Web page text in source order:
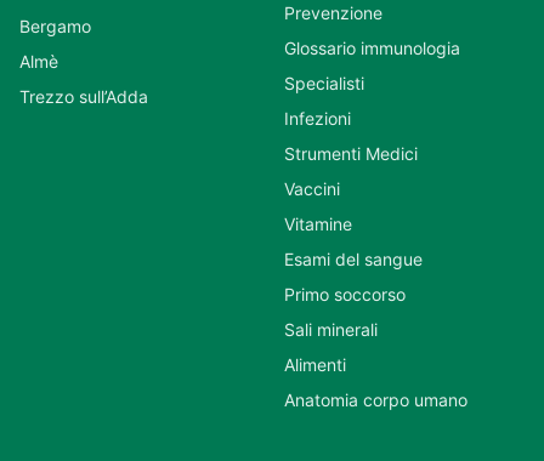
Bergamo
Almè
Trezzo sull’Adda
Prevenzione
Glossario immunologia
Specialisti
Infezioni
Strumenti Medici
Vaccini
Vitamine
Esami del sangue
Primo soccorso
Sali minerali
Alimenti
Anatomia corpo umano